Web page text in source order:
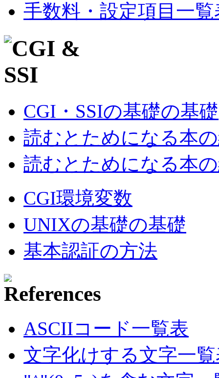
手数料・設定項目一覧
CGI・SSIの基礎の基礎
読むとためになる本
読むとためになる本
CGI環境変数
UNIXの基礎の基礎
基本認証の方法
ASCIIコード一覧表
文字化けする文字一